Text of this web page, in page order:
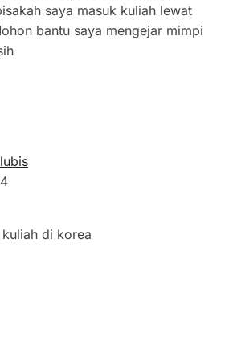
saya masuk kuliah lewat
bantu saya mengejar mimpi
di korea